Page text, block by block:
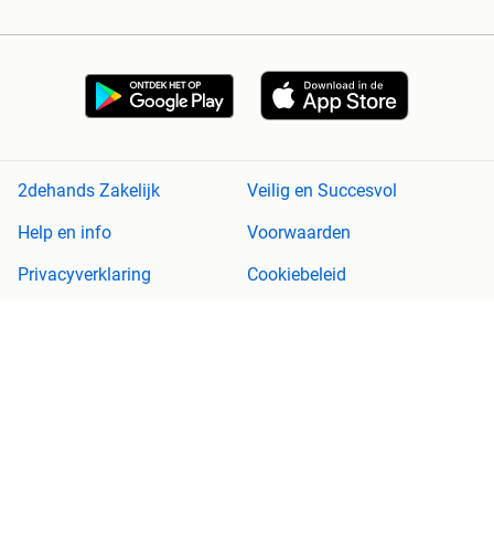
2dehands Zakelijk
Veilig en Succesvol
Help en info
Voorwaarden
Privacyverklaring
Cookiebeleid